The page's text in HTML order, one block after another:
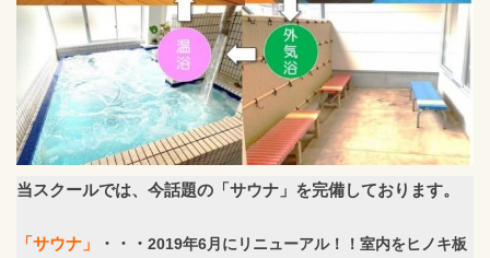
当スクールでは、今話題の「サウナ」を完備しております。
「サウナ」 ・・・ 2019年6月にリニューアル！！室内をヒノキ板